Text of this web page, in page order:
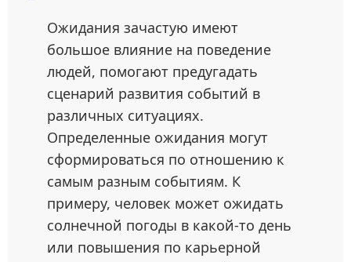
Ожидания зачастую имеют
большое влияние на поведение
людей, помогают предугадать
сценарий развития событий в
различных ситуациях.
Определенные ожидания могут
сформироваться по отношению к
самым разным событиям. К
примеру, человек может ожидать
солнечной погоды в какой-то день
или повышения по карьерной